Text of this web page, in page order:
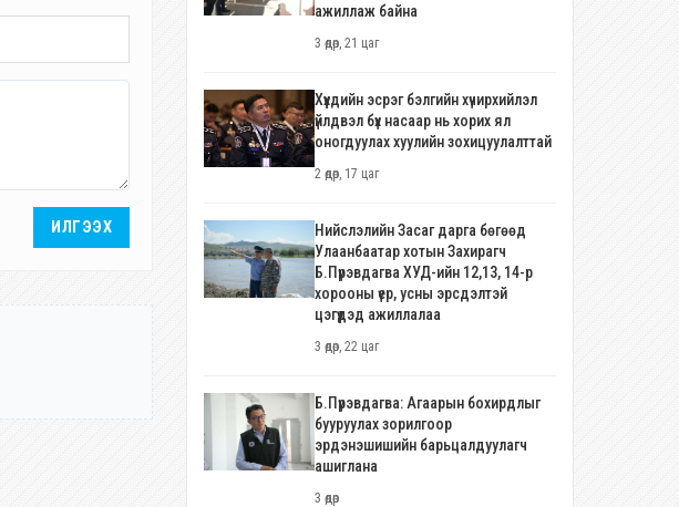
ИЛГЭЭХ
ажиллаж байна
3 өдөр, 21 цаг
Хүүхдийн эсрэг бэлгийн хүчирхийлэл
үйлдвэл бүх насаар нь хорих ял
оногдуулах хуулийн зохицуулалттай
2 өдөр, 17 цаг
Нийслэлийн Засаг дарга бөгөөд
Улаанбаатар хотын Захирагч
Б.Пүрэвдагва ХУД-ийн 12,13, 14-р
хорооны үер, усны эрсдэлтэй
цэгүүдэд ажиллалаа
3 өдөр, 22 цаг
Б.Пүрэвдагва: Агаарын бохирдлыг
бууруулах зорилгоор
эрдэнэшишийн барьцалдуулагч
ашиглана
3 өдөр